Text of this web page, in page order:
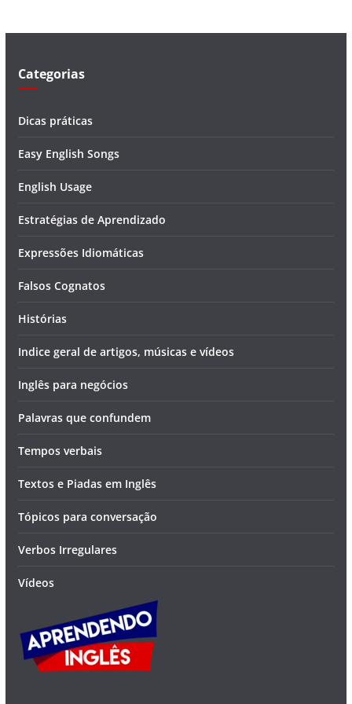
Categorias
Dicas práticas
Easy English Songs
English Usage
Estratégias de Aprendizado
Expressões Idiomáticas
Falsos Cognatos
Histórias
Indice geral de artigos, músicas e vídeos
Inglês para negócios
Palavras que confundem
Tempos verbais
Textos e Piadas em Inglês
Tópicos para conversação
Verbos Irregulares
Vídeos